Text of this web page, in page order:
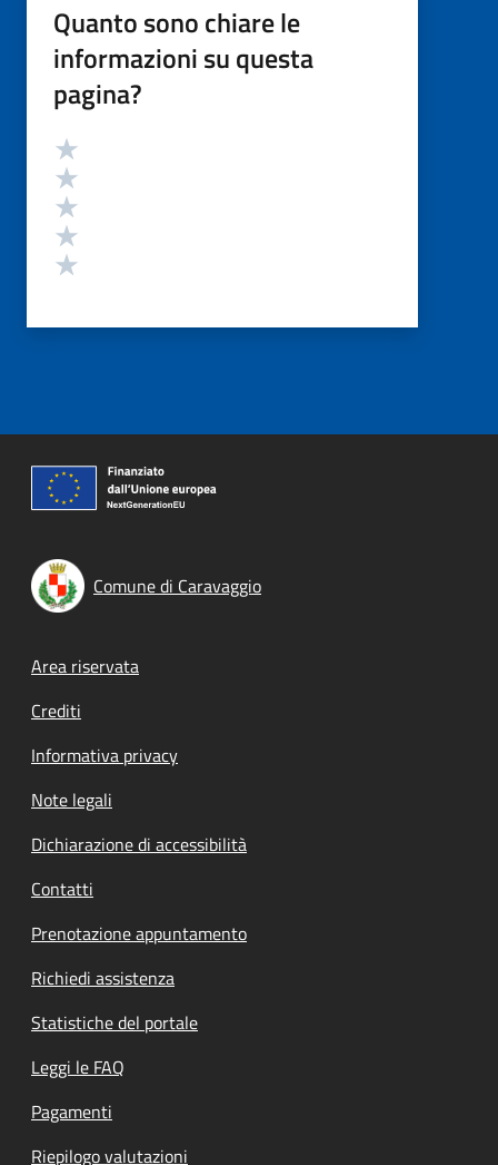
Quanto sono chiare le
informazioni su questa
pagina?
Valutazione
Comune di Caravaggio
Footer menu
Area riservata
Crediti
Informativa privacy
Note legali
Dichiarazione di accessibilità
Contatti
Prenotazione appuntamento
Richiedi assistenza
Statistiche del portale
Leggi le FAQ
Pagamenti
Riepilogo valutazioni